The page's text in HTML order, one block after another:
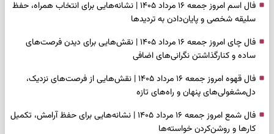
فال اسم امروز جمعه ۱۶ مرداد ۱۴۰۵ | نشانه‌هایی برای انتخاب همراه، حفظ
سلیقه شخصی و پایان‌دادن به تردیدها
فال چای امروز جمعه ۱۶ مرداد ۱۴۰۵ | نقش‌هایی برای دیدن فرصت‌های
ساده و کنارگذاشتن نگرانی‌های اضافی
فال قهوه امروز جمعه ۱۶ مرداد ۱۴۰۵ | نقش‌هایی از فرصت‌های نزدیک،
دل‌مشغولی‌های پنهان و راه‌های تازه
فال شمع امروز جمعه ۱۶ مرداد ۱۴۰۵ | نشانه‌هایی برای حفظ آرامش، تکمیل
کارها و روشن‌کردن خواسته‌ها